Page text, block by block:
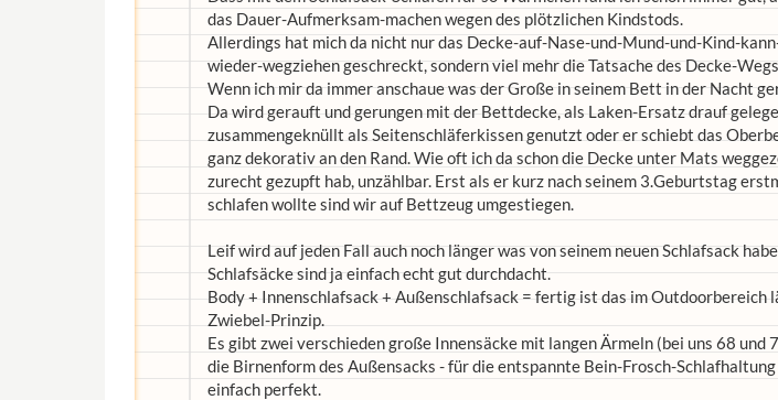
das Dauer-Aufmerksam-machen wegen des plötzlichen Kindstods.
Allerdings hat mich da nicht nur das Decke-auf-Nase-und-Mund-und-Kind-
wieder-wegziehen geschreckt, sondern viel mehr die Tatsache des Decke-
Wenn ich mir da immer anschaue was der Große in seinem Bett in der Nacht
Da wird gerauft und gerungen mit der Bettdecke, als Laken-Ersatz drauf
zusammengeknüllt als Seitenschläferkissen genutzt oder er schiebt das
ganz dekorativ an den Rand. Wie oft ich da schon die Decke unter Mats
zurecht gezupft hab, unzählbar. Erst als er kurz nach seinem 3.Geburtstag
schlafen wollte sind wir auf Bettzeug umgestiegen.
Leif wird auf jeden Fall auch noch länger was von seinem neuen Schlafsack
Schlafsäcke sind ja einfach echt gut durchdacht.
Body + Innenschlafsack + Außenschlafsack = fertig ist das im Outdoorbereich
Zwiebel-Prinzip.
Es gibt zwei verschieden große Innensäcke mit langen Ärmeln (bei uns 68 und
die Birnenform des Außensacks - für die entspannte Bein-Frosch-Schlafhaltung
einfach perfekt.